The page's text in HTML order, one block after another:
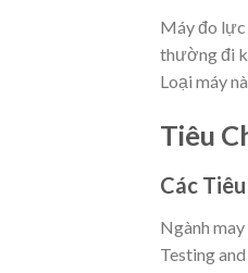
Máy đo lực
thường đi
Loại máy
Tiêu
Các
Ngành
Testing